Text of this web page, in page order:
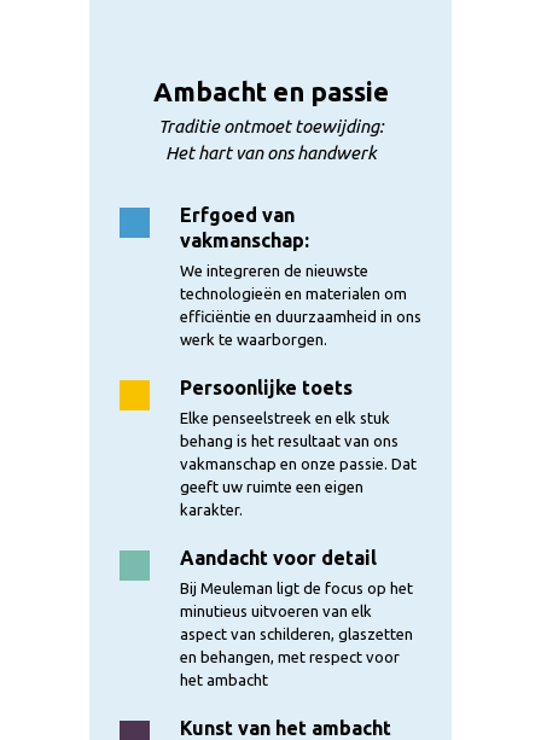
Ambacht en passie
Traditie ontmoet toewijding:
Het hart van ons handwerk
Erfgoed van
vakmanschap:
We integreren de nieuwste
technologieën en materialen om
efficiëntie en duurzaamheid in ons
werk te waarborgen.
Persoonlijke toets
Elke penseelstreek en elk stuk
behang is het resultaat van ons
vakmanschap en onze passie. Dat
geeft uw ruimte een eigen
karakter.
Aandacht voor detail
Bij Meuleman ligt de focus op het
minutieus uitvoeren van elk
aspect van schilderen, glaszetten
en behangen, met respect voor
het ambacht
Kunst van het ambacht